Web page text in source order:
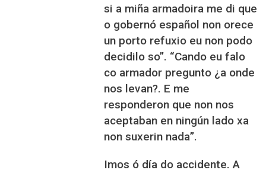
si a miña armadoira me di que
o gobernó español non orece
un porto refuxio eu non podo
decidilo so”. “Cando eu falo
co armador pregunto ¿a onde
nos levan?. E me
responderon que non nos
aceptaban en ningún lado xa
non suxerin nada”.
Imos ó día do accidente. A